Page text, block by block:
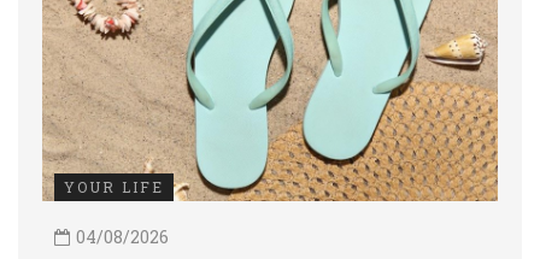
YOUR LIFE
04/08/2026